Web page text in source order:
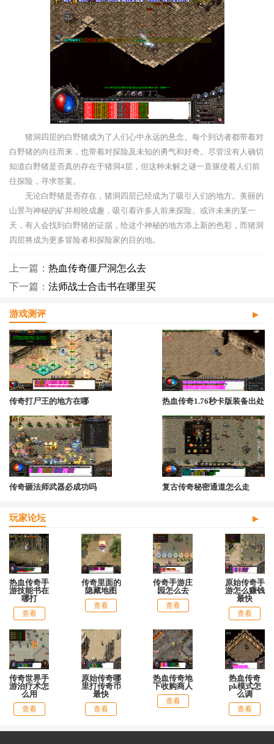
猪洞四层的白野猪成为了人们心中永远的悬念。每个到访者都带着对
白野猪的向往而来，也带着对探险及未知的勇气和好奇。尽管没有人确切
知道白野猪是否真的存在于猪洞4层，但这种未解之谜一直驱使着人们前
往探险，寻求答案。
无论白野猪是否存在，猪洞四层已经成为了吸引人们的地方。美丽的
山景与神秘的矿井相映成趣，吸引着许多人前来探险。或许未来的某一
天，有人会找到白野猪的证据，给这个神秘的地方添上新的色彩，而猪洞
四层将成为更多冒险者和探险家的目的地。
上一篇： 热血传奇僵尸洞怎么去
下一篇： 法师战士合击书在哪里买
游戏测评
传奇打尸王的地方在哪 热血传奇1.76秒卡版装备出处
传奇砸法师武器必成功吗 复古传奇秘密通道怎么走
玩家论坛
热血传奇手
游技能书在
哪打
查看
传奇里面的
隐藏地图
查看
传奇手游庄
园怎么去
查看
原始传奇手
游怎么赚钱
最快
查看
传奇世界手
游治疗术怎
么用
查看
原始传奇哪
里打传奇币
最快
查看
热血传奇地
下收购商人
查看
热血传奇
pk模式怎
么调
查看